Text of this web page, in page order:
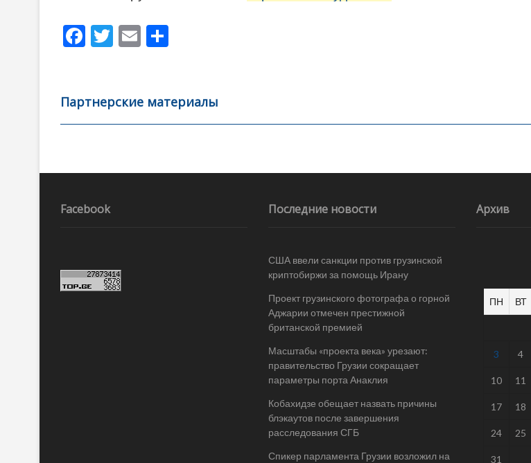
F
b
o
k
T
er
E
l
а
в
ть
Партнерские материалы
Навигация
записям
Facebook Последние новости
США ввели санкции против грузинской
криптобиржи за помощь Ирану
Проект грузинского фотографа о горной
Аджарии отмечен престижной
британской премией
Масштабы «проекта века» урезают:
правительство Грузии сокращает
параметры порта Анаклия
Кобахидзе обещает назвать причины
блэкаутов после завершения
расследования СГБ
Спикер парламента Грузии возложил на
Архив
ПН ВТ
3 4
10 11
17 18
24 25
31